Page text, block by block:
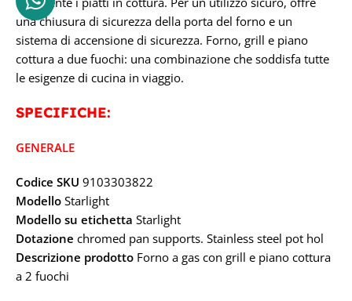
una chiusura di sicurezza della porta del forno e un
sistema di accensione di sicurezza. Forno, grill e piano
cottura a due fuochi: una combinazione che soddisfa tutte
le esigenze di cucina in viaggio.
SPECIFICHE:
GENERALE
Codice SKU 9103303822
Modello Starlight
Modello su etichetta Starlight
Dotazione chromed pan supports. Stainless steel pot hol
Descrizione prodotto Forno a gas con grill e piano cottura
a 2 fuochi